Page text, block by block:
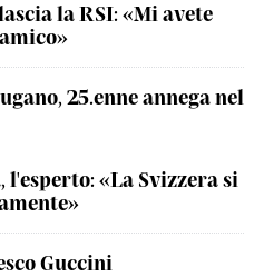
la RSI: «Mi avete
25.enne annega nel
l'esperto: «La Svizzera si
Guccini